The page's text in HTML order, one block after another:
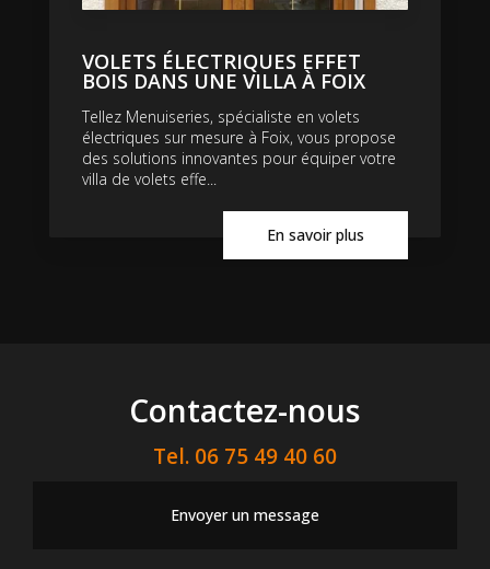
VOLETS ÉLECTRIQUES EFFET
BOIS DANS UNE VILLA À FOIX
Tellez Menuiseries, spécialiste en volets
électriques sur mesure à Foix, vous propose
des solutions innovantes pour équiper votre
villa de volets effe...
En savoir plus
Contactez-nous
Tel. 06 75 49 40 60
Envoyer un message